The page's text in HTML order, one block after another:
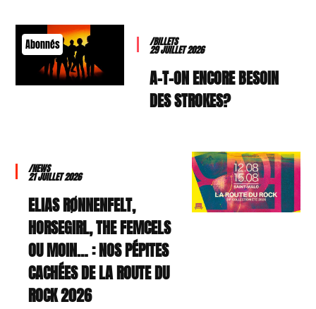
Abonnés /BILLETS
29 JUILLET 2026
A-T-ON ENCORE BESOIN
DES STROKES?
/NEWS
21 JUILLET 2026
ELIAS RØNNENFELT,
HORSEGIRL, THE FEMCELS
OU MOIN… : NOS PÉPITES
CACHÉES DE LA ROUTE DU
ROCK 2026